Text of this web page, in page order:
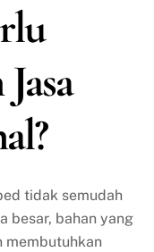
tidak semudah
besar, bahan yang
membutuhkan